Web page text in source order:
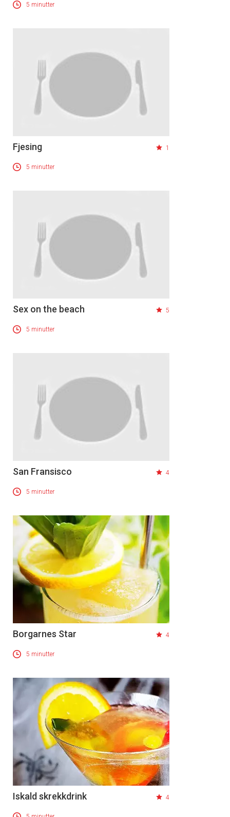
5 minutter
Fjesing 1
5 minutter
Sex on the beach 5
5 minutter
San Fransisco 4
5 minutter
Borgarnes Star 4
5 minutter
Iskald skrekkdrink 4